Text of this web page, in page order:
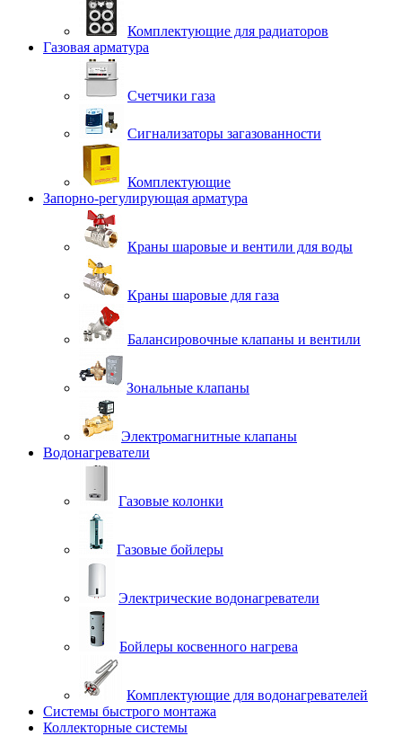
Комплектующие для радиаторов
Газовая арматура
Счетчики газа
Сигнализаторы загазованности
Комплектующие
Запорно-регулирующая арматура
Краны шаровые и вентили для воды
Краны шаровые для газа
Балансировочные клапаны и вентили
Зональные клапаны
Электромагнитные клапаны
Водонагреватели
Газовые колонки
Газовые бойлеры
Электрические водонагреватели
Бойлеры косвенного нагрева
Комплектующие для водонагревателей
Системы быстрого монтажа
Коллекторные системы